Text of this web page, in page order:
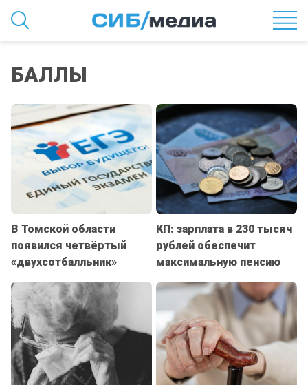
БАЛЛЫ
В Томской области
появился четвёртый
«двухсотбалльник»
КП: зарплата в 230 тысяч
рублей обеспечит
максимальную пенсию